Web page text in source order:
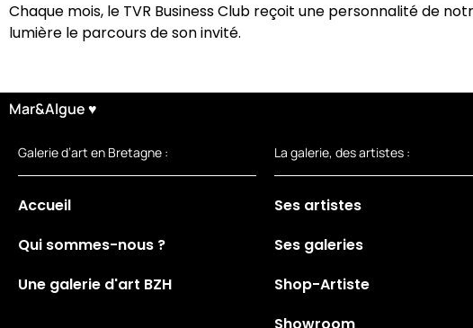
Chaque mois, le TVR Business Club reçoit une personnalité de
lumière le parcours de son invité.
Mar&Algue ♥
Galerie d’art en Bretagne :
Accueil
Qui sommes-nous ?
Une galerie d'art BZH
La galerie, des artistes :
Ses artistes
Ses galeries
Shop-Artiste
Showroom